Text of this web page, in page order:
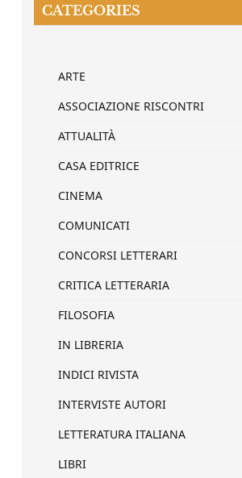
CATEGORIES
ARTE
ASSOCIAZIONE RISCONTRI
ATTUALITÀ
CASA EDITRICE
CINEMA
COMUNICATI
CONCORSI LETTERARI
CRITICA LETTERARIA
FILOSOFIA
IN LIBRERIA
INDICI RIVISTA
INTERVISTE AUTORI
LETTERATURA ITALIANA
LIBRI